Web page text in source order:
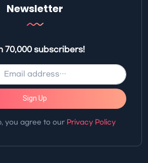
Newsletter
70,000 subscribers!
Sign Up
you agree to our Privacy Policy